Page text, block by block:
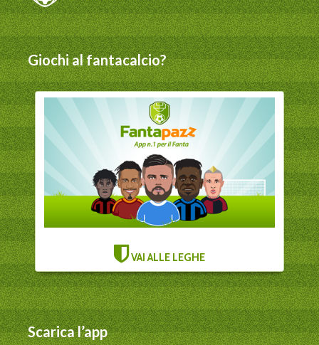
Giochi al fantacalcio?
VAI ALLE LEGHE
Scarica l’app